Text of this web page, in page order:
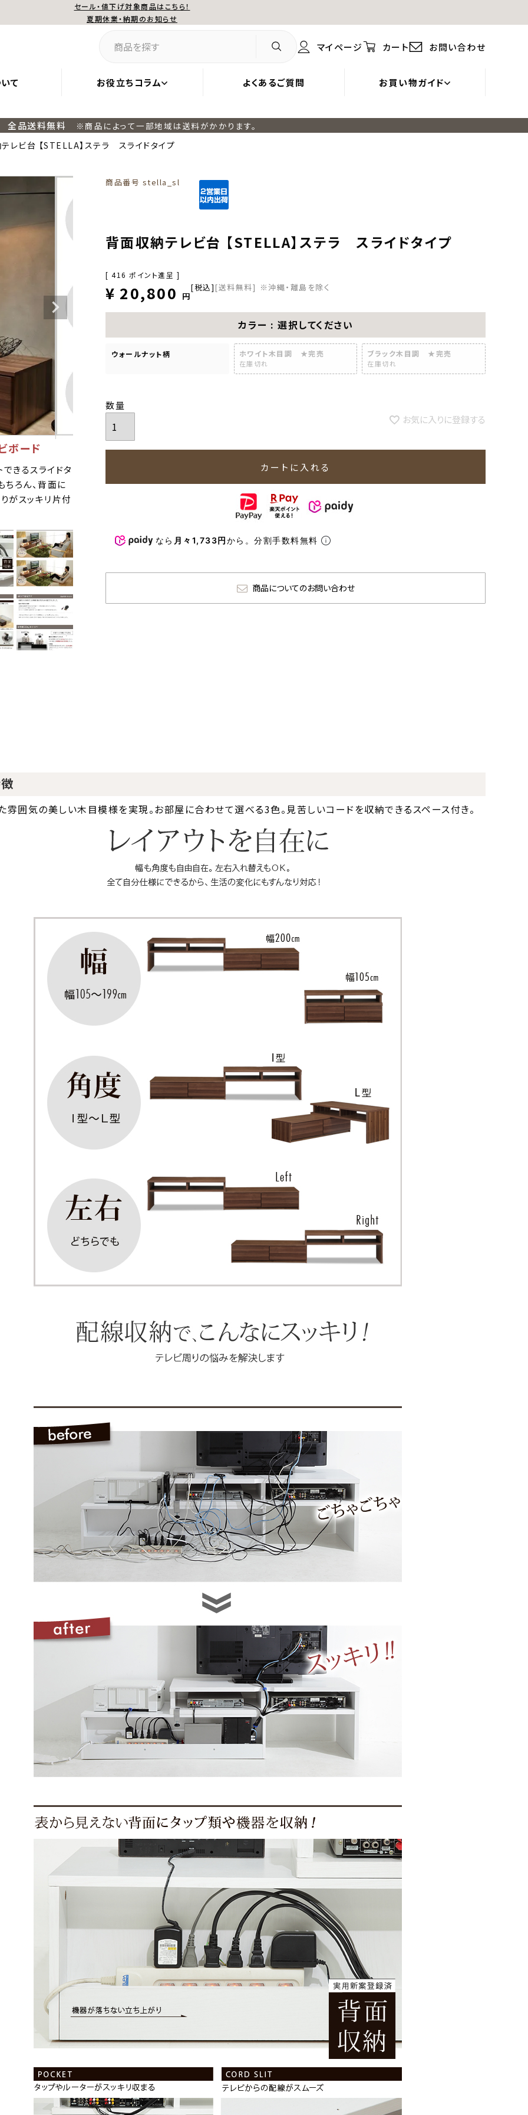
セール・値下げ対象商品はこちら！
夏期休業・納期のお知らせ
マイページ カート お問い合わせ
全品送料無料
※商品によって一部地域は送料がかかります。
レビ台 【STELLA】ステラ スライドタイプ
ボード
きるスライドタ
ちろん、背面に
がスッキリ片付
商品番号 stella_sl
背面収納テレビ台 【STELLA】ステラ スライドタイプ
[ 416 ポイント進呈 ]
¥ 20,800 税込 [送料無料] ※沖縄・離島を除く
カラー 選択してください
ウォールナット柄 ホワイト木目調 ★完売
在庫切れ
ブラック木目調 ★完売
在庫切れ
お気に入りに登録する
カートに入れる
なら 月々1,733円から。分割手数料無料
商品についてのお問い合わせ
雰囲気の美しい木目模様を実現。お部屋に合わせて選べる3色。見苦しいコードを収納できるスペース付き。